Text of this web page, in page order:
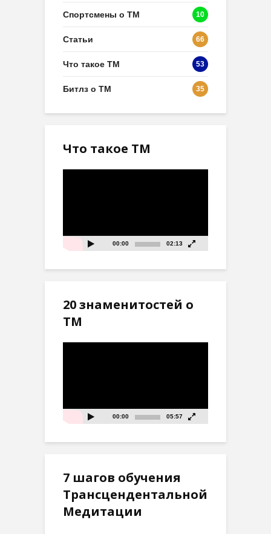
Спортсмены о ТМ 10
Статьи 66
Что такое ТМ 53
Битлз о ТМ 35
Что такое ТМ
00:00 02:13
20 знаменитостей о
ТМ
00:00 05:57
7 шагов обучения
Трансцендентальной
Медитации